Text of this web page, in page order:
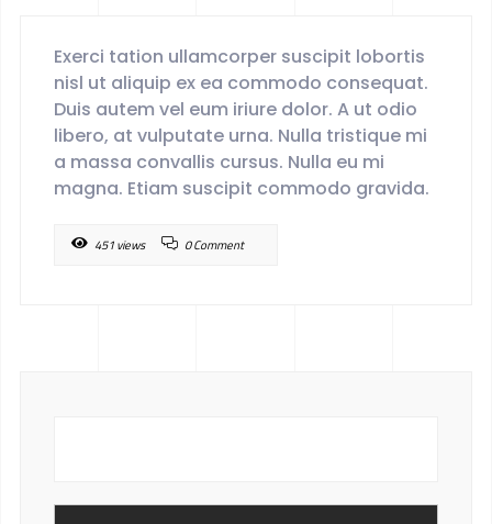
Exerci tation ullamcorper suscipit lobortis
nisl ut aliquip ex ea commodo consequat.
Duis autem vel eum iriure dolor. A ut odio
libero, at vulputate urna. Nulla tristique mi
a massa convallis cursus. Nulla eu mi
magna. Etiam suscipit commodo gravida.
451 views 0 Comment